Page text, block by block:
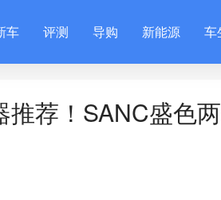
车 评测 导购 新能源 车
推荐！SANC盛色